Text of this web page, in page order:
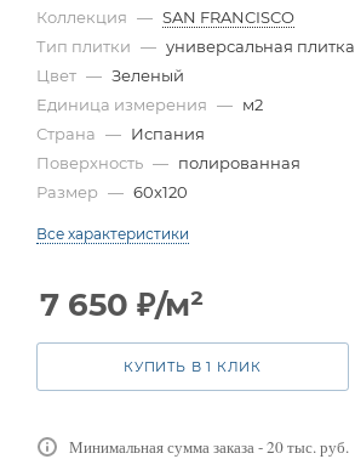
Коллекция — SAN FRANCISCO
Тип плитки — универсальная плитка
Цвет — Зеленый
Единица измерения — м2
Страна — Испания
Поверхность — полированная
Размер — 60x120
Все характеристики
7 650 ₽/м²
КУПИТЬ В 1 КЛИК
Минимальная сумма заказа - 20 тыс. руб.